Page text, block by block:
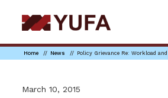
to
main
Home News Policy Grievance Re: Workload
March 10, 2015